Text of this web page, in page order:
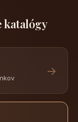
katalógy
→